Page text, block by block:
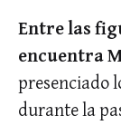
Entre las
encuentra
presenciado
durante la